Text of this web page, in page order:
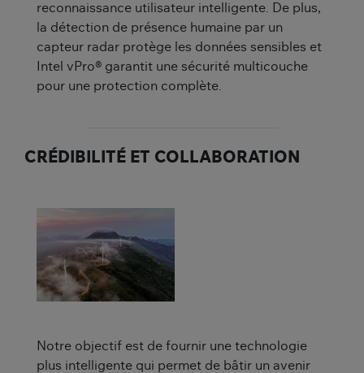
reconnaissance utilisateur intelligente. De plus,
la détection de présence humaine par un
capteur radar protège les données sensibles et
Intel vPro® garantit une sécurité multicouche
pour une protection complète.
CRÉDIBILITÉ ET COLLABORATION
Notre objectif est de fournir une technologie
plus intelligente qui permet de bâtir un avenir